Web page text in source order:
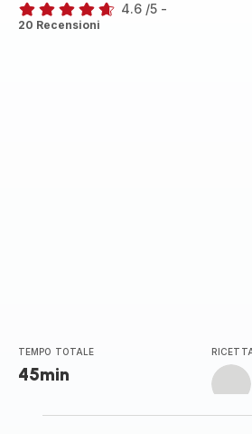
ratings.4.6
4.6 /5 -
20 Recensioni
TEMPO TOTALE
45min